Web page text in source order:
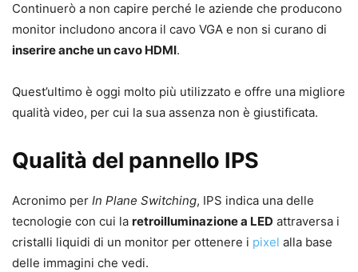
Continuerò a non capire perché le aziende che producono
monitor includono ancora il cavo VGA e non si curano di
inserire anche un cavo HDMI.
Quest’ultimo è oggi molto più utilizzato e offre una migliore
qualità video, per cui la sua assenza non è giustificata.
Qualità del pannello IPS
Acronimo per In Plane Switching, IPS indica una delle
tecnologie con cui la retroilluminazione a LED attraversa i
cristalli liquidi di un monitor per ottenere i pixel alla base
delle immagini che vedi.